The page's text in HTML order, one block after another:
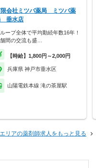
会社ミツバ薬局 ミツバ薬
垂水店
ープ全体で平均勤続年数16年！
間の交流も盛…
【時給】1,800円～2,000円
兵庫県 神戸市垂水区
山陽電鉄本線 滝の茶屋駅
リアの薬剤師求人をもっと見る